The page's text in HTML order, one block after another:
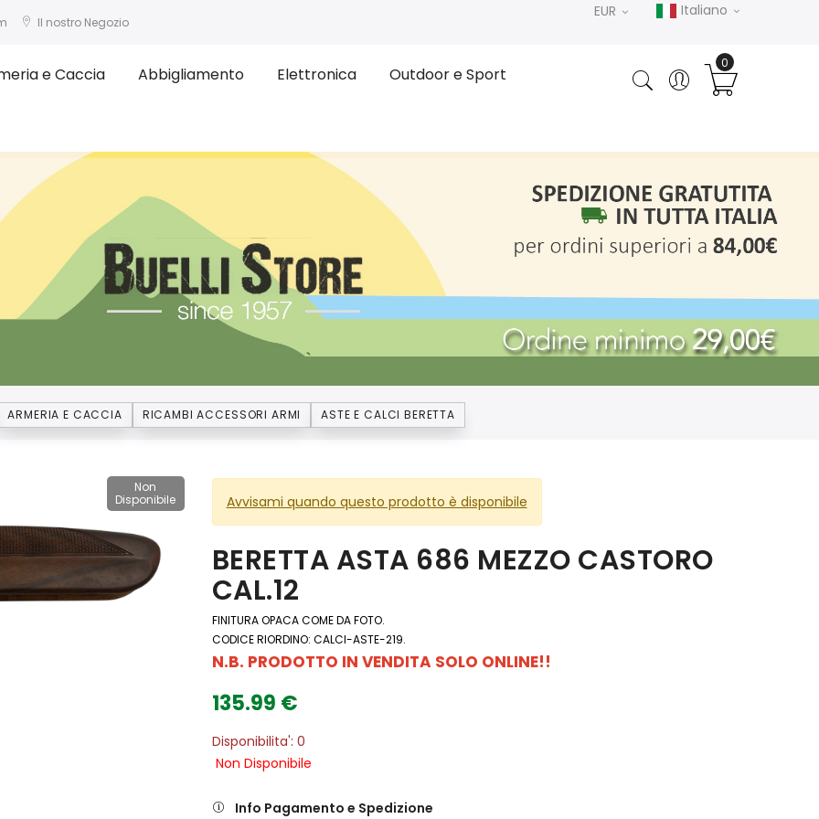
Il nostro Negozio
Italiano
EUR
e Caccia Abbigliamento Elettronica Outdoor e Sport
ARMERIA E CACCIA RICAMBI ACCESSORI ARMI ASTE E CALCI BERETTA
Non
Disponibile
Avvisami quando questo prodotto è disponibile
BERETTA ASTA 686 MEZZO CASTORO
CAL.12
FINITURA OPACA COME DA FOTO.
CODICE RIORDINO: CALCI-ASTE-219.
N.B. PRODOTTO IN VENDITA SOLO ONLINE!!
135.99 €
Disponibilita': 0
Non Disponibile
Info Pagamento e Spedizione